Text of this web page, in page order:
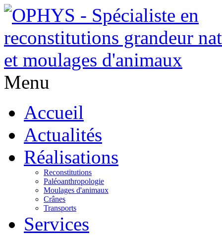
Menu
Accueil
Actualités
Réalisations
Reconstitutions
Paléoanthropologie
Moulages d'animaux
Crânes
Transports
Services